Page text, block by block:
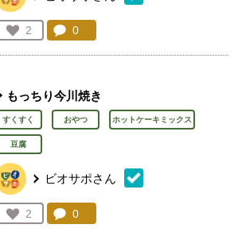
お気に入り登録：
2
人が登録
コメント：
0
もっちり今川焼き
すくすく おやつ ホットケーキミックス
豆腐
ビオサポさん
お気に入り登録：
2
人が登録
コメント：
0